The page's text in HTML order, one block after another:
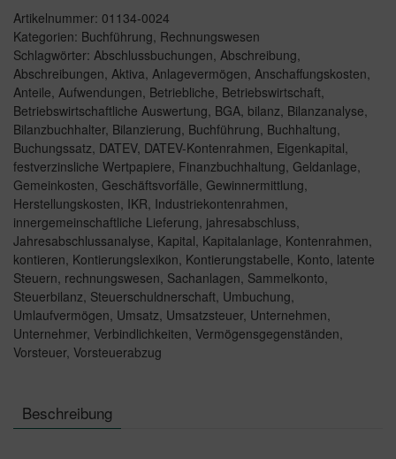
Artikelnummer: 01134-0024
Kategorien: Buchführung, Rechnungswesen
Schlagwörter: Abschlussbuchungen, Abschreibung,
Abschreibungen, Aktiva, Anlagevermögen, Anschaffungskosten,
Anteile, Aufwendungen, Betriebliche, Betriebswirtschaft,
Betriebswirtschaftliche Auswertung, BGA, bilanz, Bilanzanalyse,
Bilanzbuchhalter, Bilanzierung, Buchführung, Buchhaltung,
Buchungssatz, DATEV, DATEV-Kontenrahmen, Eigenkapital,
festverzinsliche Wertpapiere, Finanzbuchhaltung, Geldanlage,
Gemeinkosten, Geschäftsvorfälle, Gewinnermittlung,
Herstellungskosten, IKR, Industriekontenrahmen,
innergemeinschaftliche Lieferung, jahresabschluss,
Jahresabschlussanalyse, Kapital, Kapitalanlage, Kontenrahmen,
kontieren, Kontierungslexikon, Kontierungstabelle, Konto, latente
Steuern, rechnungswesen, Sachanlagen, Sammelkonto,
Steuerbilanz, Steuerschuldnerschaft, Umbuchung,
Umlaufvermögen, Umsatz, Umsatzsteuer, Unternehmen,
Unternehmer, Verbindlichkeiten, Vermögensgegenständen,
Vorsteuer, Vorsteuerabzug
Beschreibung